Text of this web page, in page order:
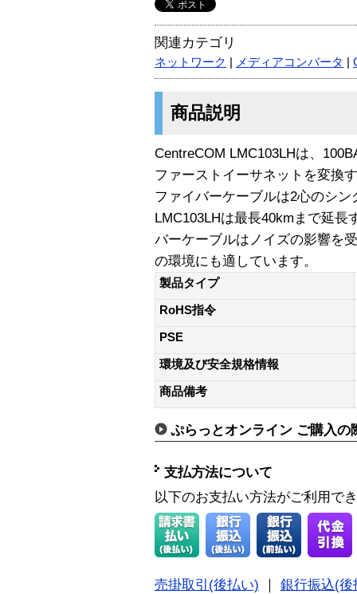
関連カテゴリ
ネットワーク メディアコンバータ
商品説明
CentreCOM LMC103LHは、
ファーストイーサネットを変換
ファイバーケーブルは2心のシ
LMC103LHは最長40kmまで延
バーケーブルはノイズの影響を
の環境にも適しています。
製品タイプ
RoHS指令
PSE
環境及び安全規格情報
商品備考
ぷらっとオンライン ご購入の
支払方法について
以下のお支払い方法がご利用で
売掛取引(後払い)
銀行振込(後